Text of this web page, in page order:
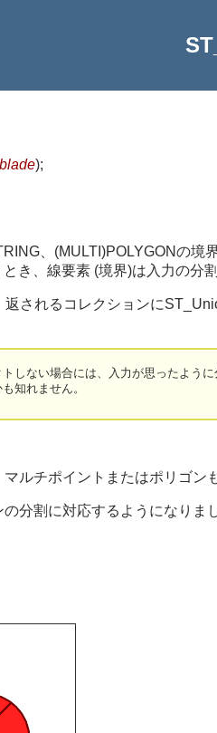
blade);
、(MULTI)POLYGONの
き、線要素 (境界)は入力の分
されるコレクションに
しない場合には、入力が思ったよう
知れません。
ルチポイントまたはポリゴン
分割に対応するようになりま